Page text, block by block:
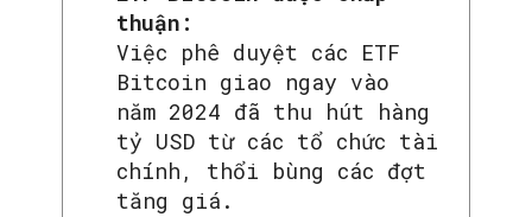
thuận:
Việc phê duyệt các ETF
Bitcoin giao ngay vào
năm 2024 đã thu hút hàng
tỷ USD từ các tổ chức tài
chính, thổi bùng các đợt
tăng giá.